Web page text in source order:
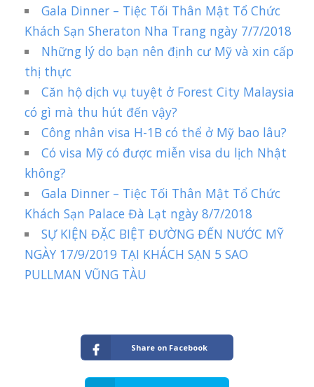
Gala Dinner – Tiệc Tối Thân Mật Tổ Chức
Khách Sạn Sheraton Nha Trang ngày 7/7/2018
Những lý do bạn nên định cư Mỹ và xin cấp
thị thực
Căn hộ dịch vụ tuyệt ở Forest City Malaysia
có gì mà thu hút đến vậy?
Công nhân visa H-1B có thể ở Mỹ bao lâu?
Có visa Mỹ có được miễn visa du lịch Nhật
không?
Gala Dinner – Tiệc Tối Thân Mật Tổ Chức
Khách Sạn Palace Đà Lạt ngày 8/7/2018
SỰ KIỆN ĐẶC BIỆT ĐƯỜNG ĐẾN NƯỚC MỸ
NGÀY 17/9/2019 TẠI KHÁCH SẠN 5 SAO
PULLMAN VŨNG TÀU
Share on Facebook